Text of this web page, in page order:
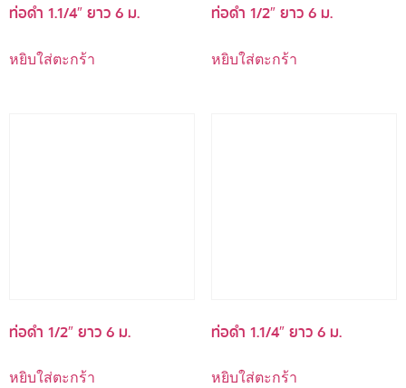
ท่อดำ 1.1/4″ ยาว 6 ม.
หยิบใส่ตะกร้า
ท่อดำ 1/2″ ยาว 6 ม.
หยิบใส่ตะกร้า
ท่อดำ 1/2″ ยาว 6 ม.
หยิบใส่ตะกร้า
ท่อดำ 1.1/4″ ยาว 6 ม.
หยิบใส่ตะกร้า